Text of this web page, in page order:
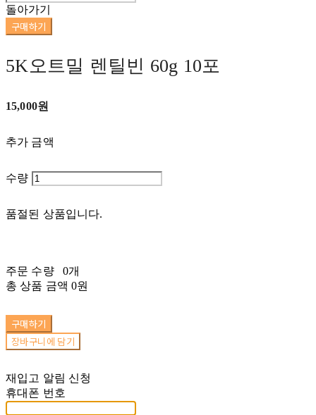
돌아가기
구매하기
5K오트밀 렌틸빈 60g 10포
15,000원
추가 금액
수량
품절된 상품입니다.
주문 수량
0개
총 상품 금액 0원
구매하기
장바구니에 담기
재입고 알림 신청
휴대폰 번호